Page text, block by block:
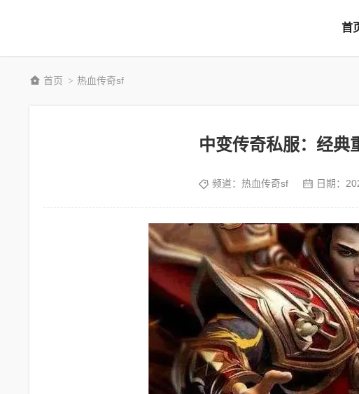
首
首页 > 热血传奇sf
中变传奇私服：经典
频道： 热血传奇sf 日期：